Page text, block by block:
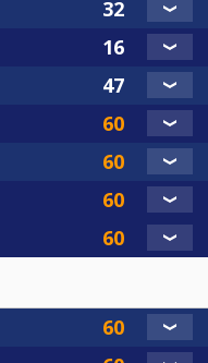
voor alle disciplines en